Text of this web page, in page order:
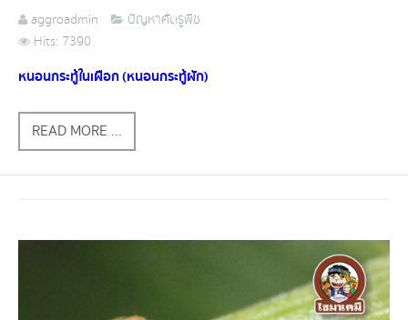
aggroadmin
ปัญหาศัตรูพืช
Hits: 7390
หนอนกระทู้ในเผือก (หนอนกระทู้ผัก)
READ MORE ...